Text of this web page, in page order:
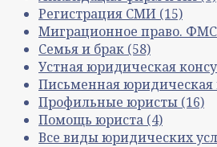
Регистрация СМИ (15)
Миграционное право. ФМС
Семья и брак (58)
Устная юридическая
Письменная юридическая
Профильные юристы (16)
Помощь юриста (4)
Все виды юридических